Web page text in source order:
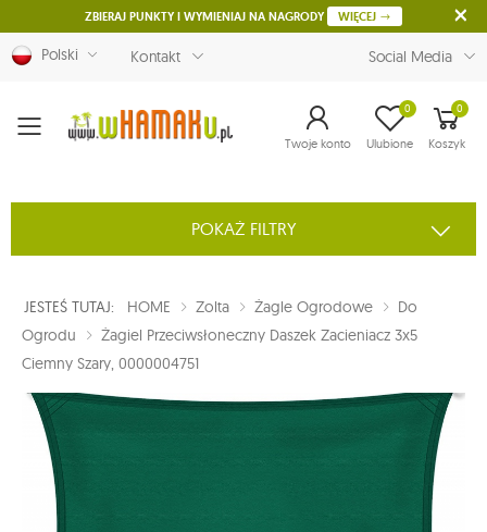
ZBIERAJ PUNKTY I WYMIENIAJ NA NAGRODY WIĘCEJ
Polski Kontakt Social Media
Menu Twoje konto Ulubione
0 0
Koszyk
POKAŻ FILTRY
JESTEŚ TUTAJ: HOME Zolta Żagle Ogrodowe
Do
Ogrodu
Żagiel Przeciwsłoneczny Daszek Zacieniacz 3x5
Ciemny Szary, 0000004751